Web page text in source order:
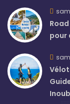
pour